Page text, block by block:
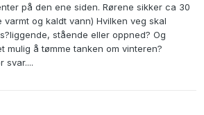
på den ene siden. Rørene sikker ca 30
og kaldt vann) Hvilken veg skal
stående eller oppned? Og
mulig å tømme tanken om vinteren?
svar....